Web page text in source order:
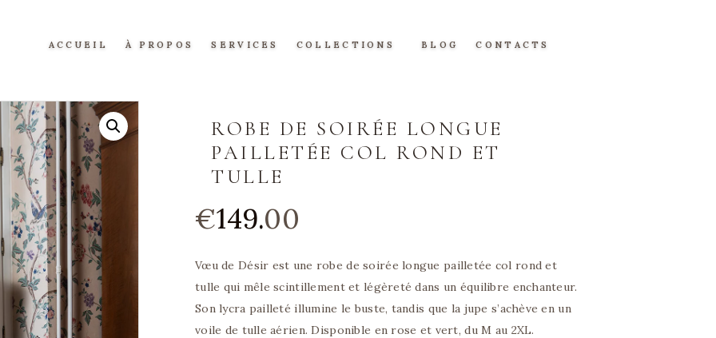
ACCUEIL À PROPOS SERVICES COLLECTIONS BLOG CONTACTS
SERVICES
COLLECTIONS
ROBES DE MARIAGE
ROBE DE CÉRÉMONIE
ROBES DE SOIRÉE
ROBES MÈRE DE MARIÉE
CRÉATIONS UNIQUES
ROBES DE COCKTAIL
ROBE DE SOIRÉE LONGUE
PAILLETÉE COL ROND ET
TULLE
€149.00
Vœu de Désir est une robe de soirée longue pailletée col rond et
tulle qui mêle scintillement et légèreté dans un équilibre enchanteur.
Son lycra pailleté illumine le buste, tandis que la jupe s’achève en un
voile de tulle aérien. Disponible en rose et vert, du M au 2XL.